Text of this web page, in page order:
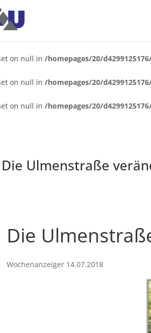
on null in /homepages/20/
on null in /homepages/20/
on null in /homepages/20/
Die Ulmenstraße
Die
Wochenanzeiger 14.07.2018